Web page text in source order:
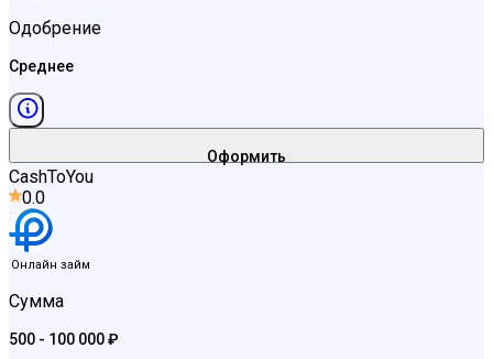
Одобрение
Среднее
Оформить
CashToYou
0.0
Онлайн займ
Сумма
500 - 100 000 ₽